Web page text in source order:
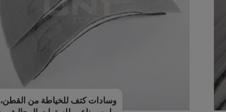
وسادات كتف للخياطة من القطن،